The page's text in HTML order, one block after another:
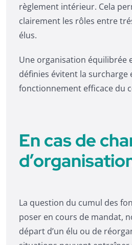
règlement intérieur. Cela
clairement les rôles entre
élus.
Une organisation équilibrée
définies évitent la surcharge
fonctionnement efficace du
En cas de
La question du cumul des
poser en cours de mandat,
départ d’un élu ou de